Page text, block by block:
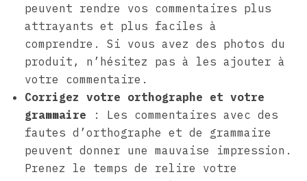
peuvent rendre vos commentaires plus
attrayants et plus faciles à
comprendre. Si vous avez des photos du
produit, n’hésitez pas à les ajouter à
votre commentaire.
Corrigez votre orthographe et votre
grammaire : Les commentaires avec des
fautes d’orthographe et de grammaire
peuvent donner une mauvaise impression.
Prenez le temps de relire votre